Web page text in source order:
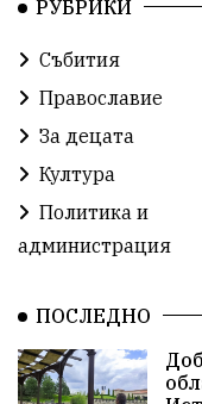
конституционен
българската
Доброволци
Икономика
Европа
РУБРИКИ
Събития
Православие
За децата
Култура
Политика и
администрация
ПОСЛЕДНО